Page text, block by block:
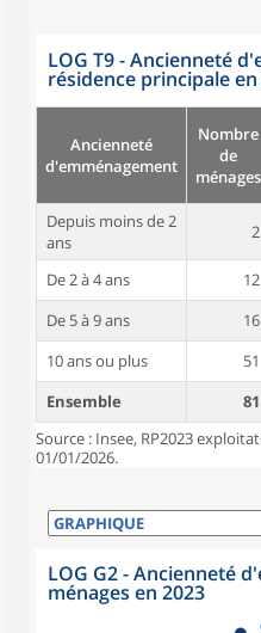
LOG T9 - Ancienneté
résidence principale en
Ancienneté
d'emménagement
Nombre
de
ménages
Depuis moins de 2
ans
2
De 2 à 4 ans 12
De 5 à 9 ans
16
10 ans ou plus
51
Ensemble
81
Source : Insee, RP2023
01/01/2026.
LOG G2 - Ancienneté
ménages en 2023